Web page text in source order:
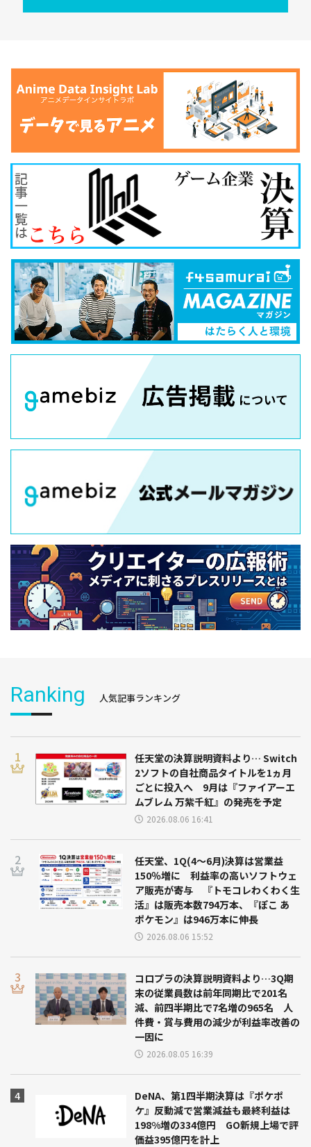
Ranking 人気記事ランキング
任天堂の決算説明資料より… Switch
2ソフトの自社商品タイトルを1ヵ月
ごとに投入へ 9月は『ファイアーエ
ムブレム 万紫千紅』の発売を予定
2026.08.06 16:41
任天堂、1Q(4～6月)決算は営業益
150％増に 利益率の高いソフトウェ
ア販売が寄与 『トモコレわくわく生
活』は販売本数794万本、『ぽこ あ
ポケモン』は946万本に伸長
2026.08.06 15:52
コロプラの決算説明資料より…3Q期
末の従業員数は前年同期比で201名
減、前四半期比で7名増の965名 人
件費・賞与費用の減少が利益率改善の
一因に
2026.08.05 16:39
DeNA、第1四半期決算は『ポケポ
ケ』反動減で営業減益も最終利益は
198%増の334億円 GO新規上場で評
価益395億円を計上